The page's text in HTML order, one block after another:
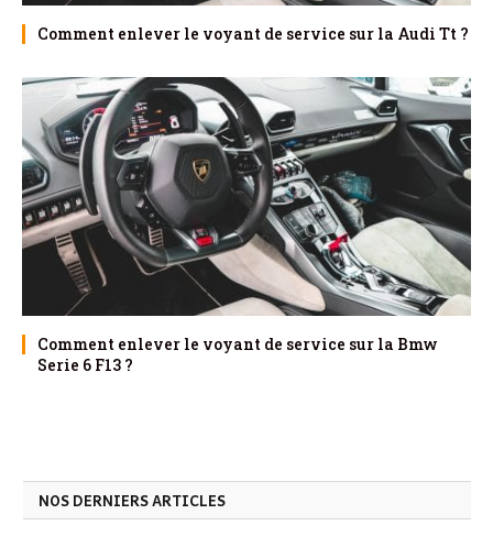
Comment enlever le voyant de service sur la Audi Tt ?
Comment enlever le voyant de service sur la Bmw
Serie 6 F13 ?
NOS DERNIERS ARTICLES